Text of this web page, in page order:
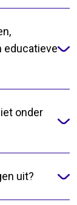
educatieve
onder
uit?